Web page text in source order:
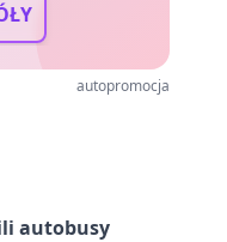
autopromocja
autobusy